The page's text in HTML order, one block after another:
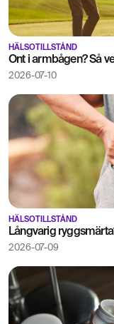
HÄLSOTILLSTÅND
Ont i armbågen? Så
2026-07-10
HÄLSOTILLSTÅND
Långvarig
2026-07-09